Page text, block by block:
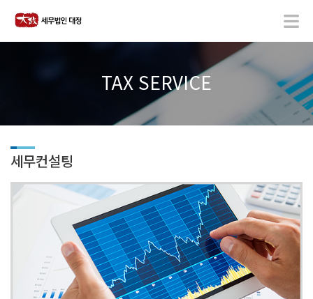
TAX SERVICE
세무컨설팅